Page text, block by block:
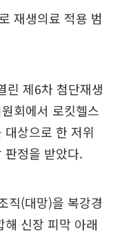
재생의료 적용 범
린 제6차 첨단재생
회에서 로킷헬스
상으로 한 저위
판정을 받았다.
직(대망)을 복강경
신장 피막 아래